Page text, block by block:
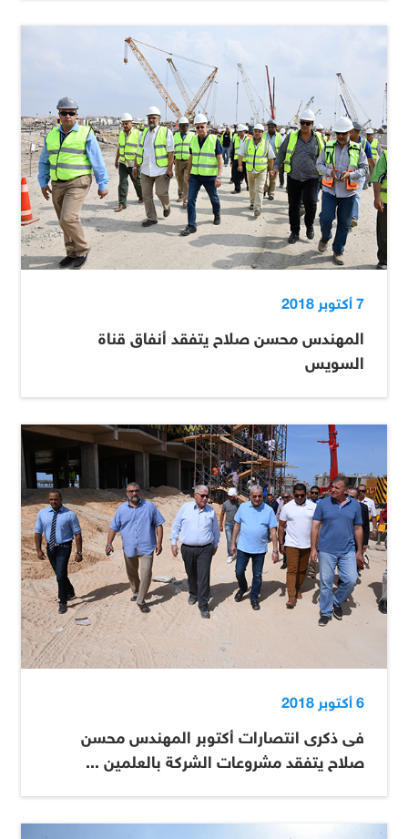
7 أكتوبر 2018
المهندس محسن صلاح يتفقد أنفاق قناة
السويس
6 أكتوبر 2018
فى ذكرى انتصارات أكتوبر المهندس محسن
صلاح يتفقد مشروعات الشركة بالعلمين ...